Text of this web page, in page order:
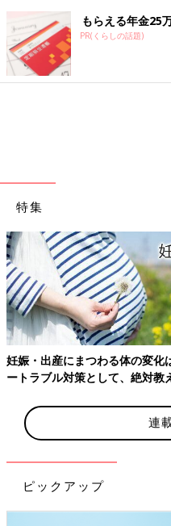
点滴台にタブレット、バーコードリー
ステム”
――以前の取材で、オンライ
く運用できており、よかった
生児期に、赤ちゃんと家族の
苦しく思っています。看護
ながる時間を作ることができ
族からよろこびの言葉をいた
という声が上がっています。
――利用した家族からはどの
北畠 緊急事態宣言下の完全
思います。オンライン面会
が、代わりに看護師が抱っこ
しょうか。自分の赤ちゃんに
知ることで、不安な気持ちが
もらえる年金25
PR(くらしの話題)
特集
妊娠・出産にまつわる体の変化
ートラブル対策として、絶対教
連
ピックアップ